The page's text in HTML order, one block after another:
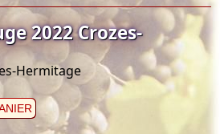
2022 Crozes-
Hermitage